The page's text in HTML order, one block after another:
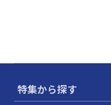
特集から探す